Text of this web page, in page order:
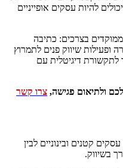
להיות עסקים אופייניים
בצרכים: כתיבה
ופעילות שיווק פנים לתמרוץ
לתקשורת דיגיטלית עם
ולתיאום פגישה, צרו קשר
קטנים ובינוניים לבין
בשיווק.